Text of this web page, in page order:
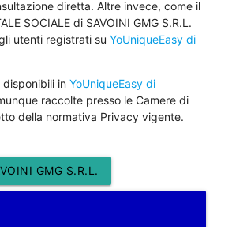
diretta. Altre invece, come il
SOCIALE di SAVOINI GMG S.R.L.
utenti registrati suYoUniqueEasy di
disponibili inYoUniqueEasy di
raccolte presso le Camere di
della normativa Privacy vigente.
GMG S.R.L.